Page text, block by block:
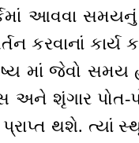
આવવા સમયનું
કરવાનાં કાર્ય
માં જેવો
શૃંગાર પોત-
પ્રાપ્ત થશે. ત્યાં